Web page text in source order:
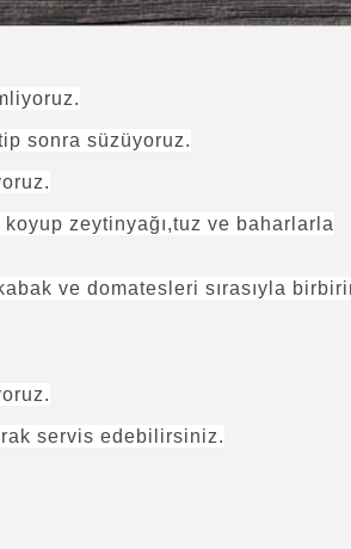
sonra süzüyoruz.
zeytinyağı,tuz ve baharlarla
ve domatesleri sırasıyla
servis edebilirsiniz.